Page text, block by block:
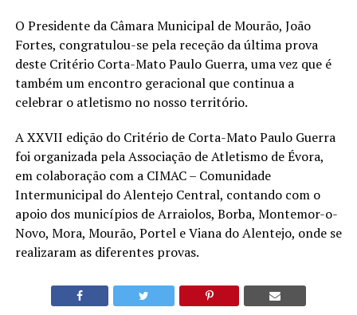
O Presidente da Câmara Municipal de Mourão, João
Fortes, congratulou-se pela receção da última prova
deste Critério Corta-Mato Paulo Guerra, uma vez que é
também um encontro geracional que continua a
celebrar o atletismo no nosso território.
A XXVII edição do Critério de Corta-Mato Paulo Guerra
foi organizada pela Associação de Atletismo de Évora,
em colaboração com a CIMAC – Comunidade
Intermunicipal do Alentejo Central, contando com o
apoio dos municípios de Arraiolos, Borba, Montemor-o-
Novo, Mora, Mourão, Portel e Viana do Alentejo, onde se
realizaram as diferentes provas.